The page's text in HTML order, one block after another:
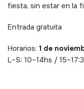
fiesta, sin estar en la
Entrada gratuita
Horarios: 1 de
L–S: 10–14hs /